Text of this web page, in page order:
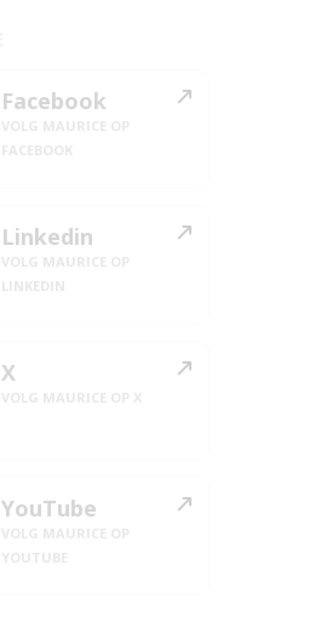
Facebook
Linkedin
X
YouTube